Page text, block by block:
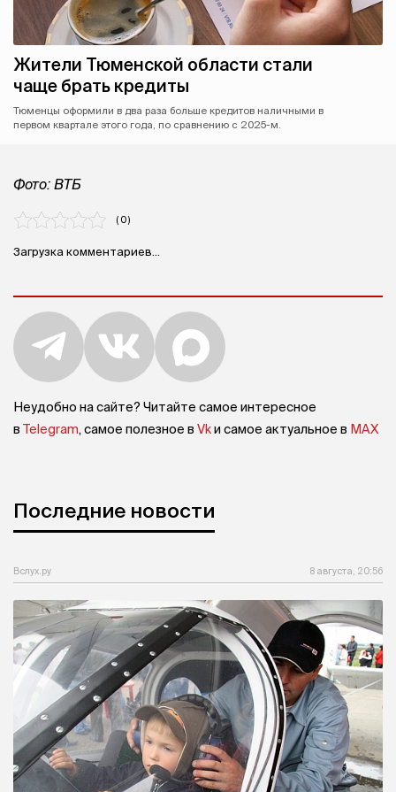
Жители Тюменской области стали
чаще брать кредиты
Тюменцы оформили в два раза больше кредитов наличными в
первом квартале этого года, по сравнению с 2025-м.
Фото: ВТБ
( 0 )
Загрузка комментариев...
Неудобно на сайте? Читайте самое интересное
в Telegram, самое полезное в Vkи самое актуальное в MAX
Последние новости
Вслух.ру 8 августа, 20:56